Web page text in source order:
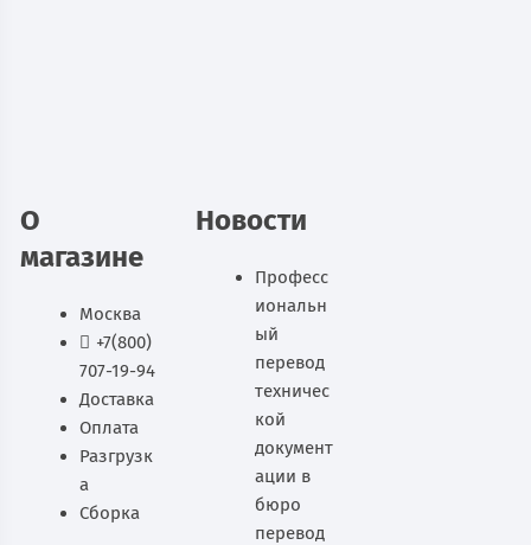
О
магазине
Москва
+7(800)
707-19-94
Доставка
Оплата
Разгрузк
а
Сборка
Новости
Професс
иональн
ый
перевод
техничес
кой
документ
ации в
бюро
перевод